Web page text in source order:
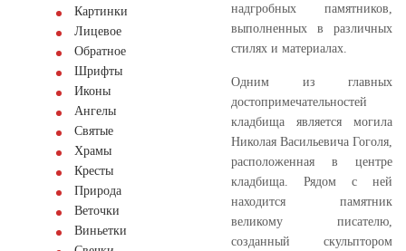
Картинки
Лицевое
Обратное
Шрифты
Иконы
Ангелы
Святые
Храмы
Кресты
Природа
Веточки
Виньетки
надгробных памятников,
выполненных в различных
стилях и материалах.
Одним из главных
достопримечательностей
кладбища является могила
Николая Васильевича Гоголя,
расположенная в центре
кладбища. Рядом с ней
находится памятник
великому писателю,
созданный скульптором